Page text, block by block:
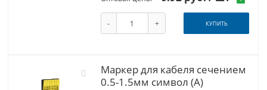
- + КУПИТЬ
Маркер для кабеля сечением
0.5-1.5мм символ (A)